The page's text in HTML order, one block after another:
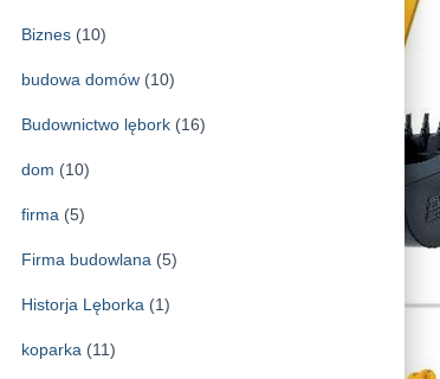
Biznes(10)
budowa domów(10)
Budownictwo lębork(16)
dom (10)
firma (5)
Firma budowlana (5)
Historja Lęborka (1)
koparka (11)